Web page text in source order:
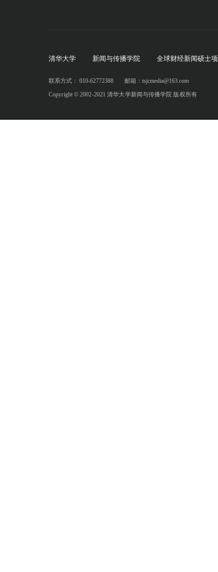
清华大学 新闻与传播学院 全球财经新闻硕士
联系方式： 010-62772388
邮箱：tsjcmedia@163.com
Copyright © 2002-2021 清华大学新闻与传播学院 版权所有